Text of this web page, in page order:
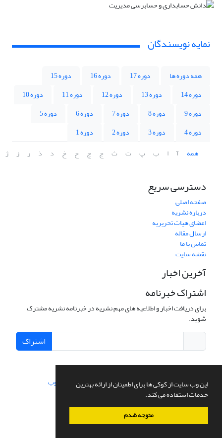
این وب سایت از کوکی ها برای اطمینان از ارائه بهترین
خدمات استفاده می کند.
متوجه شدم
نمایه نویسندگان
همه دوره ها دوره 17 دوره 16
دوره 15
دوره 14
دوره 13 دوره 12 دوره 11
دوره 10
دوره 9
دوره 8 دوره 7 دوره 6
دوره 5
دوره 4
دوره 3 دوره 2
دوره 1
همه
آ ا ب پ ت ث ج چ ح خ د ذ ر ز ژ
دسترسی سریع
صفحه اصلی
درباره نشریه
اعضای هیات تحریریه
ارسال مقاله
تماس با ما
نقشه سایت
آخرین اخبار
اشتراک خبرنامه
برای دریافت اخبار و اطلاعیه های مهم نشریه در خبرنامه نشریه مشترک
شوید.
اشتراک
سامانه مدیریت نشریات علمی.طراحی و پیاده سازی از سیناوب